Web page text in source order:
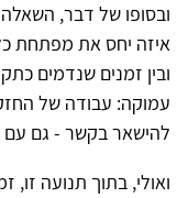
ובסופו של דבר,
איזה יחס את מפתחת
ובין זמנים שנדמים
עמוקה: עבודה של
להישאר בקשר - גם עם
ואולי, בתוך תנועה